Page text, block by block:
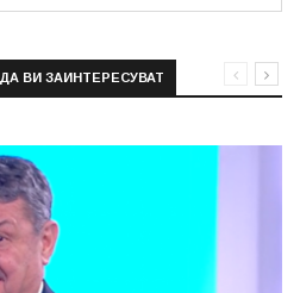
ВИ ЗАИНТЕРЕСУВАТ